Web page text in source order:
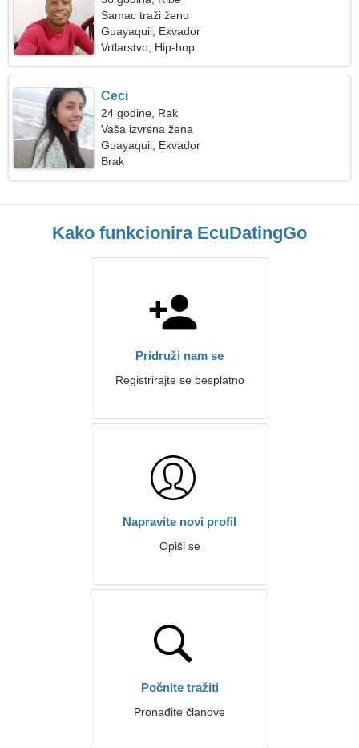
Samac traži ženu
Guayaquil, Ekvador
Vrtlarstvo, Hip-hop
Ceci
24 godine, Rak
Vaša izvrsna žena
Guayaquil, Ekvador
Brak
Kako funkcionira EcuDatingGo
Pridruži nam se
Registrirajte se besplatno
Napravite novi profil
Opiši se
Počnite tražiti
Pronađite članove